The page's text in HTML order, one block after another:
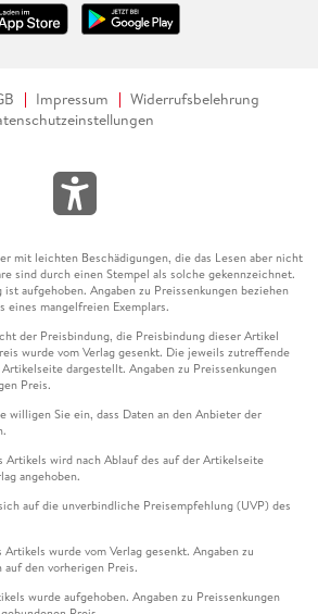
Impressum
Widerrufsbelehrung
mit leichten Beschädigungen, die das Lesen aber nicht
sind durch einen Stempel als solche gekennzeichnet.
aufgehoben. Angaben zu Preissenkungen beziehen
eines mangelfreien Exemplars.
der Preisbindung, die Preisbindung dieser Artikel
wurde vom Verlag gesenkt. Die jeweils zutreffende
dargestellt. Angaben zu Preissenkungen
Preis.
willigen Sie ein, dass Daten an den Anbieter der
Artikels wird nach Ablauf des auf der Artikelseite
angehoben.
auf die unverbindliche Preisempfehlung (UVP) des
wurde vom Verlag gesenkt. Angaben zu
auf den vorherigen Preis.
wurde aufgehoben. Angaben zu Preissenkungen